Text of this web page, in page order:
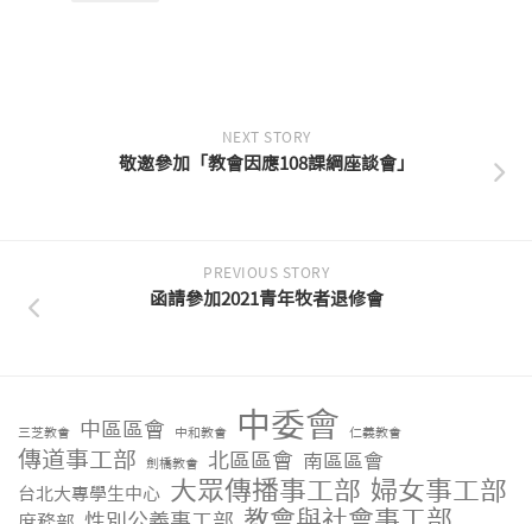
NEXT STORY
敬邀參加「教會因應108課綱座談會」
PREVIOUS STORY
函請參加2021青年牧者退修會
三芝教會 中區區會 中和教會 中委會 仁義教會
傳道事工部 劍橋教會 北區區會 南區區會
台北大專學生中心 大眾傳播事工部 婦女事工部